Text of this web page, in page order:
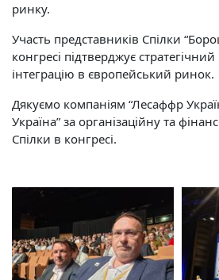
ринку.
Участь представників Спілки
конгресі підтверджує стратегічний
інтеграцію в європейський ринок.
Дякуємо компаніям “Лесаффр
Україна” за організаційну та
Спілки в конгресі.